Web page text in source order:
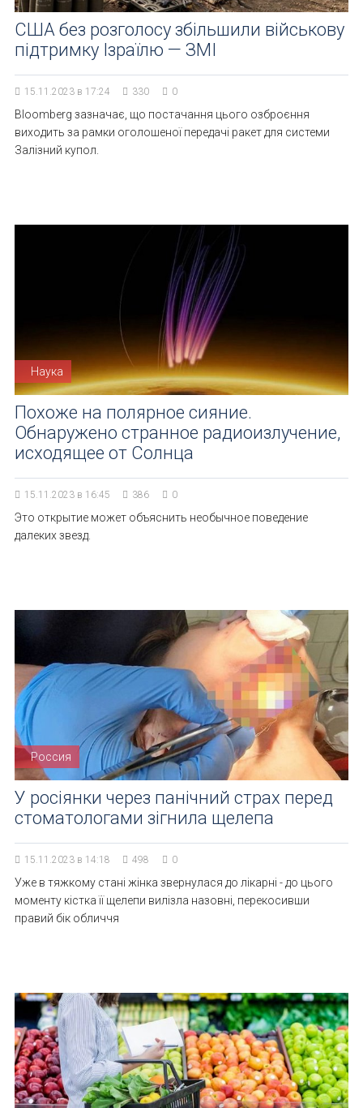
США без розголосу збільшили військову
підтримку Ізраїлю — ЗМІ
15.11.2023 в 17:24 330 0
Bloomberg зазначає, що постачання цього озброєння
виходить за рамки оголошеної передачі ракет для системи
Залізний купол.
Наука
Похоже на полярное сияние.
Обнаружено странное радиоизлучение,
исходящее от Солнца
15.11.2023 в 16:45 386 0
Это открытие может объяснить необычное поведение
далеких звезд.
Россия
У росіянки через панічний страх перед
стоматологами зігнила щелепа
15.11.2023 в 14:18 498 0
Уже в тяжкому стані жінка звернулася до лікарні - до цього
моменту кістка її щелепи вилізла назовні, перекосивши
правий бік обличчя